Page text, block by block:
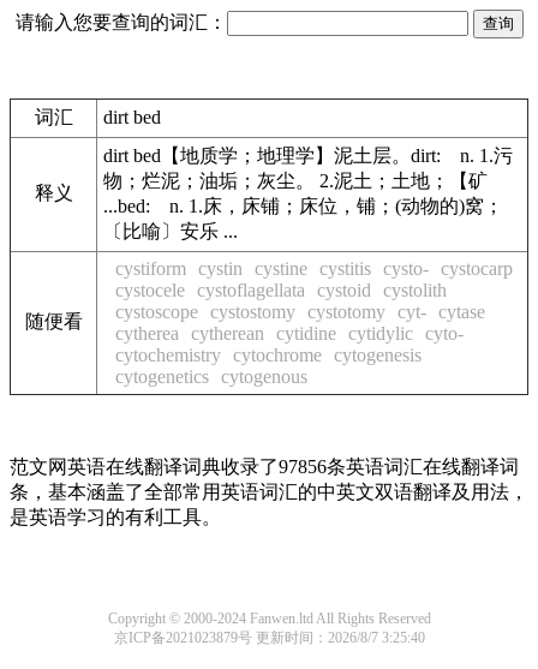
请输入您要查询的词汇：
词汇 dirt bed
释义
dirt bed【地质学；地理学】泥土层。dirt: n. 1.污
物；烂泥；油垢；灰尘。 2.泥土；土地；【矿
...bed: n. 1.床，床铺；床位，铺；(动物的)窝；
〔比喻〕安乐 ...
随便看
cystiform cystin cystine cystitis cysto- cystocarp
cystocele cystoflagellata cystoid
cystolith
cystoscope cystostomy cystotomy cyt- cytase
cytherea
cytherean cytidine cytidylic cyto-
cytochemistry cytochrome cytogenesis
cytogenetics cytogenous
范文网英语在线翻译词典收录了97856条英语词汇在线翻译词
条，基本涵盖了全部常用英语词汇的中英文双语翻译及用法，
是英语学习的有利工具。
Copyright © 2000-2024 Fanwen.ltd All Rights Reserved
京ICP备2021023879号更新时间：2026/8/7 3:25:40